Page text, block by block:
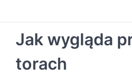
Jak wygląda
torach